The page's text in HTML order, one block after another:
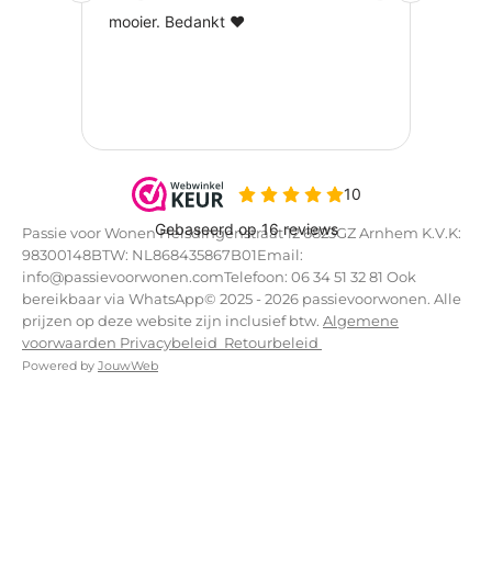
Passie voor Wonen Helsdingenstraat 12 6823GZ Arnhem K.V.K:
98300148BTW: NL868435867B01Email:
info@passievoorwonen.comTelefoon: 06 34 51 32 81 Ook
bereikbaar via WhatsApp© 2025 - 2026 passievoorwonen. Alle
prijzen op deze website zijn inclusief btw. Algemene
voorwaarden Privacybeleid Retourbeleid
Powered by JouwWeb